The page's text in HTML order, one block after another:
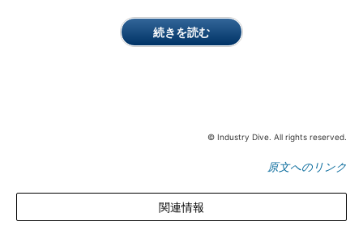
続きを読む
© Industry Dive. All rights reserved.
原文へのリンク
関連情報